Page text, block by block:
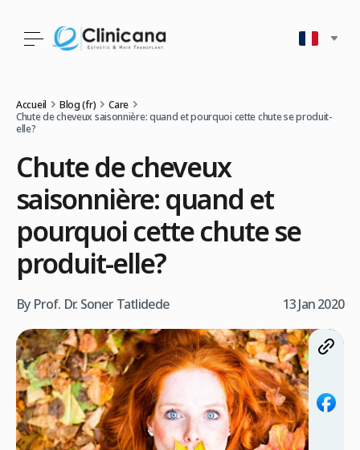
Accueil Blog (fr)
Care
Chute de cheveux saisonnière: quand et pourquoi cette chute se produit-
elle?
Chute de cheveux
saisonnière: quand et
pourquoi cette chute se
produit-elle?
By Prof. Dr. Soner Tatlidede 13 Jan 2020